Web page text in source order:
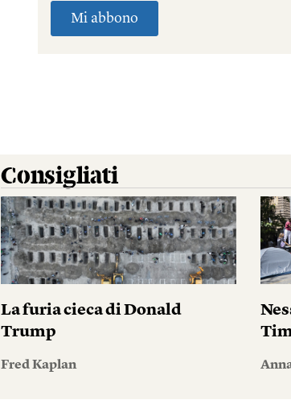
Consigliati
La furia cieca di Donald
Trump
Fred Kaplan